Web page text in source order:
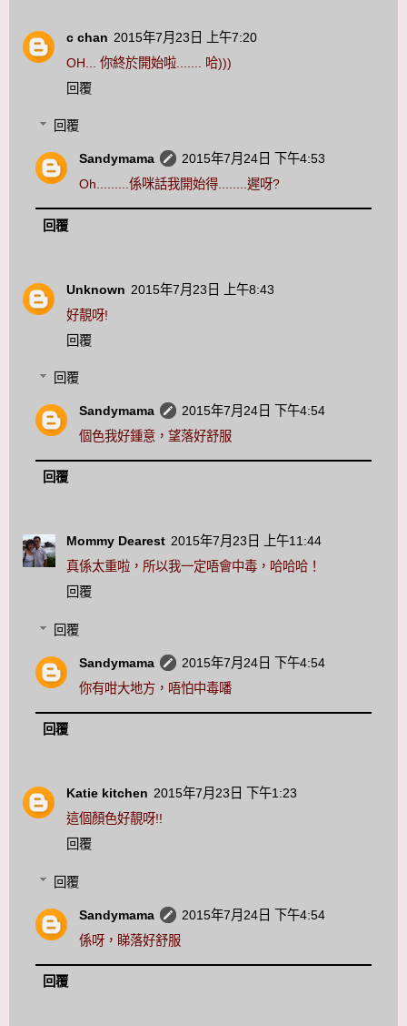
c chan 2015年7月23日 上午7:20
OH... 你終於開始啦....... 哈)))
回覆
回覆
Sandymama
2015年7月24日 下午4:53
Oh.........係咪話我開始得........遲呀?
回覆
Unknown 2015年7月23日 上午8:43
好靚呀!
回覆
回覆
Sandymama
2015年7月24日 下午4:54
個色我好鍾意，望落好舒服
回覆
Mommy Dearest 2015年7月23日 上午11:44
真係太重啦，所以我一定唔會中毒，哈哈哈！
回覆
回覆
Sandymama
2015年7月24日 下午4:54
你有咁大地方，唔怕中毒噃
回覆
Katie kitchen 2015年7月23日 下午1:23
這個顏色好靚呀!!
回覆
回覆
Sandymama
2015年7月24日 下午4:54
係呀，睇落好舒服
回覆